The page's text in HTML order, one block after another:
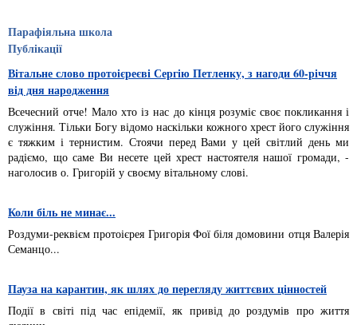
Парафіяльна школа
Публікації
Вітальне слово протоієреєві Сергію Петленку, з нагоди 60-річчя
від дня народження
Всечесний отче! Мало хто із нас до кінця розуміє своє покликання і
служіння. Тільки Богу відомо наскільки кожного хрест його служіння
є тяжким і тернистим. Стоячи перед Вами у цей світлий день ми
радіємо, що саме Ви несете цей хрест настоятеля нашої громади, -
наголосив о. Григорій у своєму вітальному слові.
Коли біль не минає...
Роздуми-реквієм протоієрея Григорія Фої біля домовини отця Валерія
Семанцо...
Пауза на карантин, як шлях до перегляду життєвих цінностей
Події в світі під час епідемії, як привід до роздумів про життя